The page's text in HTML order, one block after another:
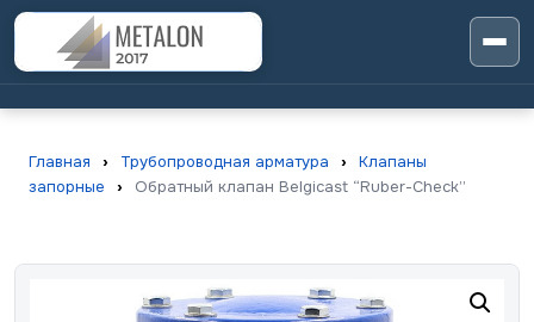
Главная › Трубопроводная арматура ›
Клапаны
запорные
› Обратный клапан Belgicast “Ruber-Check”